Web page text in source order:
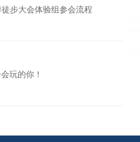
徒步大会体验组参会流程
玩的你！